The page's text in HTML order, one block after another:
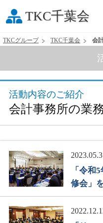
TKC千葉会
TKCグループ TKC千葉会 会
活動内容のご紹介
会計事務所の業
「令和
修会」